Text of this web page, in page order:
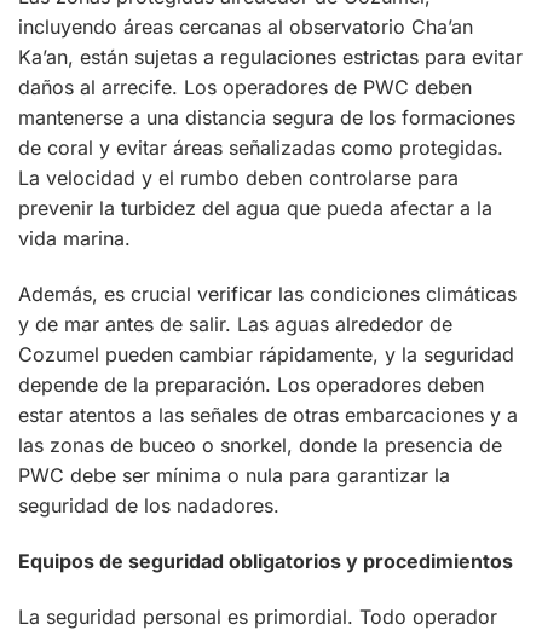
incluyendo áreas cercanas al observatorio Cha’an
Ka’an, están sujetas a regulaciones estrictas para evitar
daños al arrecife. Los operadores de PWC deben
mantenerse a una distancia segura de los formaciones
de coral y evitar áreas señalizadas como protegidas.
La velocidad y el rumbo deben controlarse para
prevenir la turbidez del agua que pueda afectar a la
vida marina.
Además, es crucial verificar las condiciones climáticas
y de mar antes de salir. Las aguas alrededor de
Cozumel pueden cambiar rápidamente, y la seguridad
depende de la preparación. Los operadores deben
estar atentos a las señales de otras embarcaciones y a
las zonas de buceo o snorkel, donde la presencia de
PWC debe ser mínima o nula para garantizar la
seguridad de los nadadores.
Equipos de seguridad obligatorios y procedimientos
La seguridad personal es primordial. Todo operador